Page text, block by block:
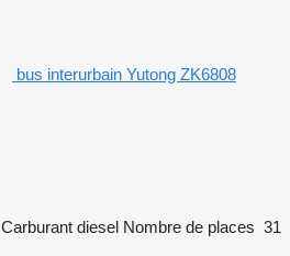
bus interurbain Yutong ZK6808
Carburant diesel Nombre de places 31